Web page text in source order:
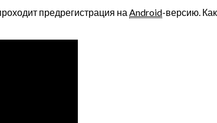
предрегистрация на Android-версию.